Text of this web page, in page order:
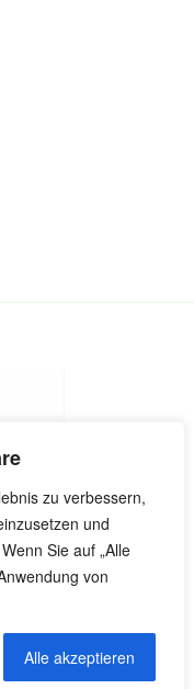
zu verbessern,
und
Sie auf „Alle
von
Alle akzeptieren